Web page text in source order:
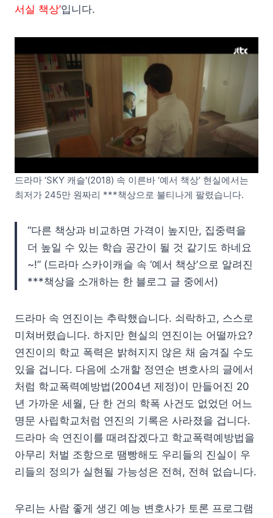
서실 책상’입니다.
드라마 ‘SKY 캐슬'(2018) 속 이른바 ‘예서 책상’ 현실에서는
최저가 245만 원짜리 ***책상으로 불티나게 팔렸습니다.
“다른 책상과 비교하면 가격이 높지만, 집중력을
더 높일 수 있는 학습 공간이 될 것 같기도 하네요
~!” (드라마 스카이캐슬 속 ‘예서 책상’으로 알려진
***책상을 소개하는 한 블로그 글 중에서)
드라마 속 연진이는 추락했습니다. 쇠락하고, 스스로
미쳐버렸습니다. 하지만 현실의 연진이는 어떨까요?
연진이의 학교 폭력은 밝혀지지 않은 채 숨겨질 수도
있을 겁니다. 다음에 소개할 정연순 변호사의 글에서
처럼 학교폭력예방법(2004년 제정)이 만들어진 20
년 가까운 세월, 단 한 건의 학폭 사건도 없었던 어느
명문 사립학교처럼 연진의 기록은 사라졌을 겁니다.
드라마 속 연진이를 때려잡겠다고 학교폭력예방법을
아무리 처벌 조항으로 땜빵해도 우리들의 진실이 우
리들의 정의가 실현될 가능성은 전혀, 전혀 없습니다.
우리는 사람 좋게 생긴 예능 변호사가 토론 프로그램